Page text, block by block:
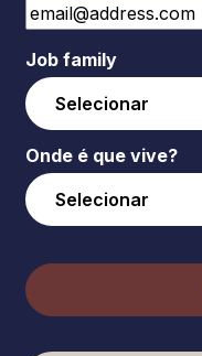
Job family
Onde é que vive?